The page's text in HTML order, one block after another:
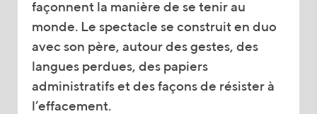
façonnent la manière de se tenir au
monde. Le spectacle se construit en duo
avec son père, autour des gestes, des
langues perdues, des papiers
administratifs et des façons de résister à
l’effacement.